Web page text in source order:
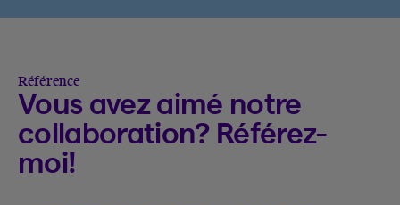
Référence
Vous avez aimé notre
collaboration? Référez-
moi!